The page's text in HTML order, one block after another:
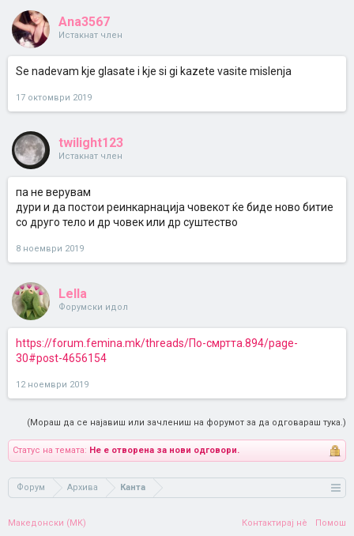
Ana3567
Истакнат член
Se nadevam kje glasate i kje si gi kazete vasite mislenja
17 октомври 2019
twilight123
Истакнат член
па не верувам
дури и да постои реинкарнација човекот ќе биде ново битие
со друго тело и др човек или др суштество
8 ноември 2019
Lella
Форумски идол
https://forum.femina.mk/threads/По-смртта.894/page-
30#post-4656154
12 ноември 2019
(Мораш да се најавиш или зачлениш на форумот за да одговараш тука.)
Статус на темата: Не е отворена за нови одговори.
Форум Архива Канта
Македонски (MK) Контактирај нè Помош